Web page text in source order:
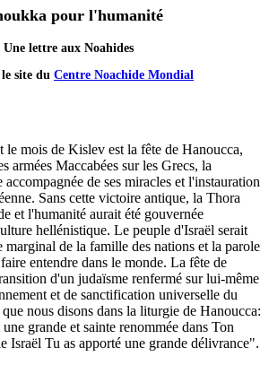
pour l'humanité
Une lettre aux Noahides
site du Centre Noachide Mondial
le mois de Kislev est la fête de Hanoucca,
armées Maccabées sur les Grecs, la
de ses miracles et l'instauration
Sans cette victoire antique, la Thora
et l'humanité aurait été gouvernée
hellénistique. Le peuple d'Israël serait
marginal de la famille des nations et la parole
entendre dans le monde. La fête de
d'un judaïsme renfermé sur lui-même
et de sanctification universelle du
nous disons dans la liturgie de Hanoucca:
grande et sainte renommée dans Ton
Israël Tu as apporté une grande délivrance".